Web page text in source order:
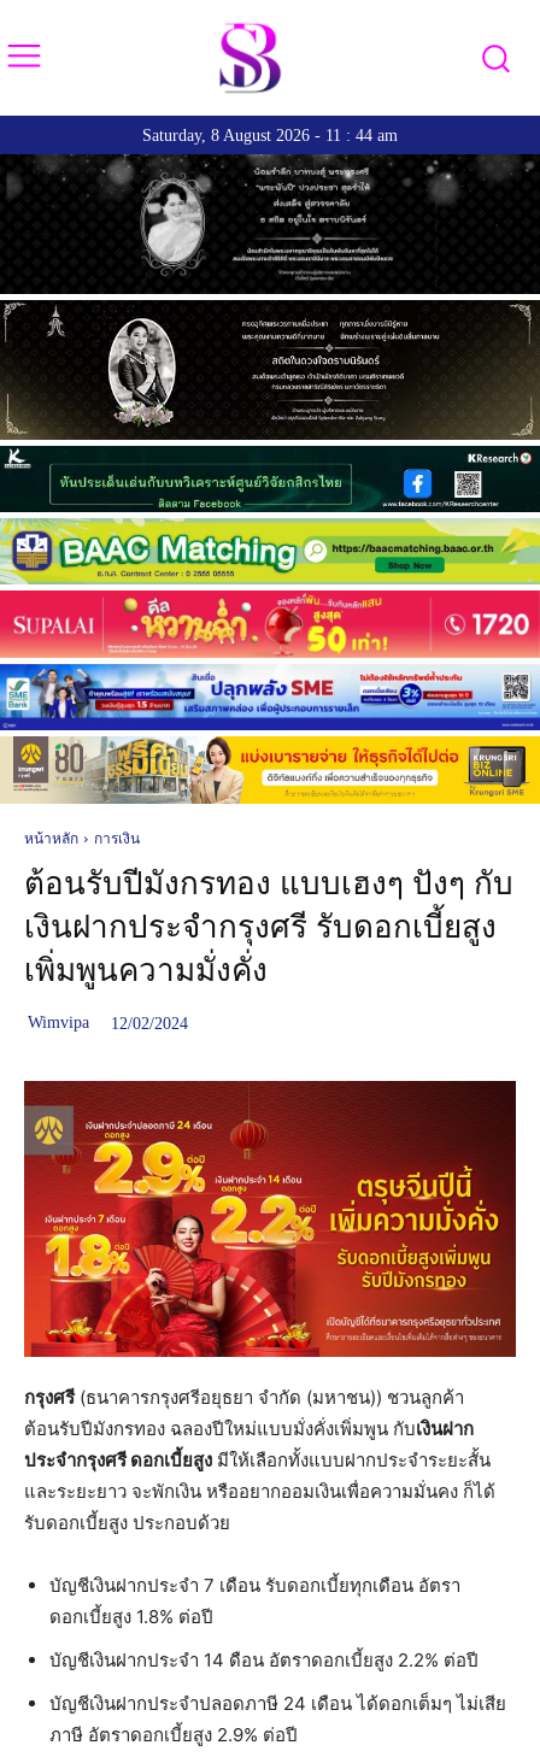
Saturday, 8 August 2026 - 11 : 44 am
หน้าหลัก การเงิน
ต้อนรับปีมังกรทอง แบบเฮงๆ ปังๆ กับ
เงินฝากประจำกรุงศรี รับดอกเบี้ยสูง
เพิ่มพูนความมั่งคั่ง
Wimvipa 12/02/2024
กรุงศรี(ธนาคารกรุงศรีอยุธยา จำกัด (มหาชน)) ชวนลูกค้า
ต้อนรับปีมังกรทอง ฉลองปีใหม่แบบมั่งคั่งเพิ่มพูน กับเงินฝาก
ประจำกรุงศรี ดอกเบี้ยสูง มีให้เลือกทั้งแบบฝากประจำระยะสั้น
และระยะยาว จะพักเงิน หรืออยากออมเงินเพื่อความมั่นคง ก็ได้
รับดอกเบี้ยสูง ประกอบด้วย
บัญชีเงินฝากประจำ 7 เดือน รับดอกเบี้ยทุกเดือน อัตรา
ดอกเบี้ยสูง 1.8% ต่อปี
บัญชีเงินฝากประจำ 14 ดือน อัตราดอกเบี้ยสูง 2.2% ต่อปี
บัญชีเงินฝากประจำปลอดภาษี 24 เดือน ได้ดอกเต็มๆ ไม่เสีย
ภาษี อัตราดอกเบี้ยสูง 2.9% ต่อปี